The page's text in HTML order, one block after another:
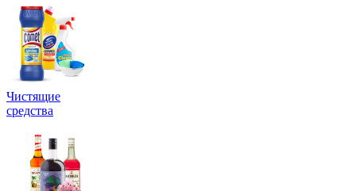
Чистящие
средства